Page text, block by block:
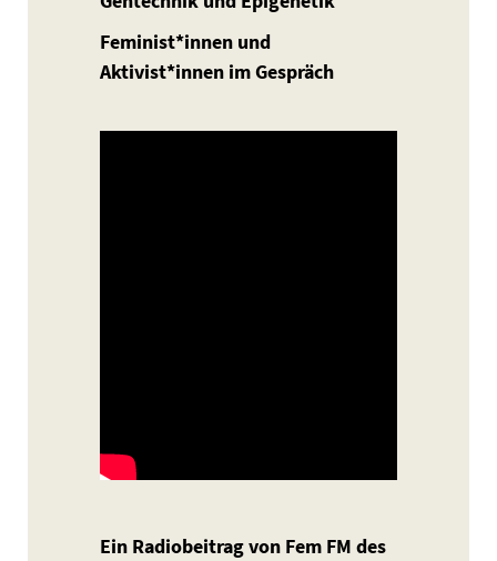
Feminist*innen und
Aktivist*innen im Gespräch
Ein Radiobeitrag von Fem FM des